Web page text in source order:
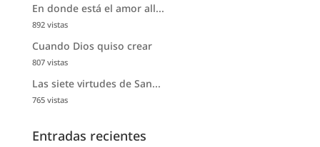
En donde está el amor all...
892 vistas
Cuando Dios quiso crear
807 vistas
Las siete virtudes de San...
765 vistas
Entradas recientes